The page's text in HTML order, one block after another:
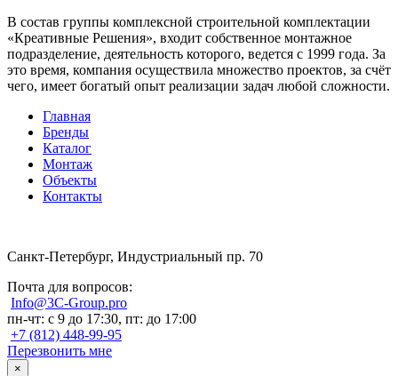
В состав группы комплексной строительной комплектации
«Креативные Решения», входит собственное монтажное
подразделение, деятельность которого, ведется с 1999 года. За
это время, компания осуществила множество проектов, за счёт
чего, имеет богатый опыт реализации задач любой сложности.
Главная
Бренды
Каталог
Монтаж
Объекты
Контакты
Санкт-Петербург, Индустриальный пр. 70
Почта для вопросов:
Info@3C-Group.pro
пн-чт: с 9 до 17:30, пт: до 17:00
+7 (812) 448-99-95
Перезвонить мне
×